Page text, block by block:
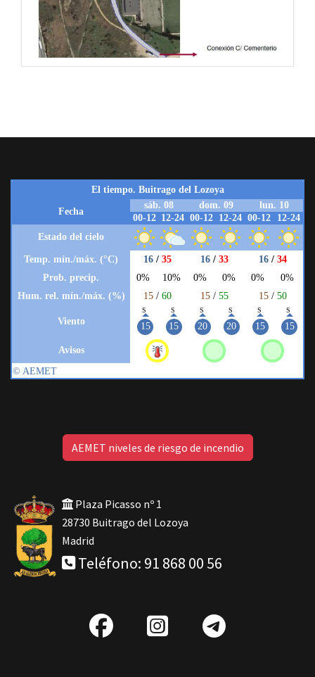
AEMET niveles de riesgo de incendio
Plaza Picasso nº 1
28730 Buitrago del Lozoya
Madrid
Teléfono: 91 868 00 56
fab
IG